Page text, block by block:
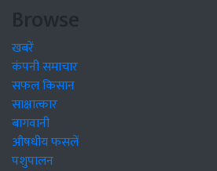
Browse
खबरें
कंपनी समाचार
सफल किसान
साक्षात्कार
बागवानी
औषधीय फसलें
पशुपालन